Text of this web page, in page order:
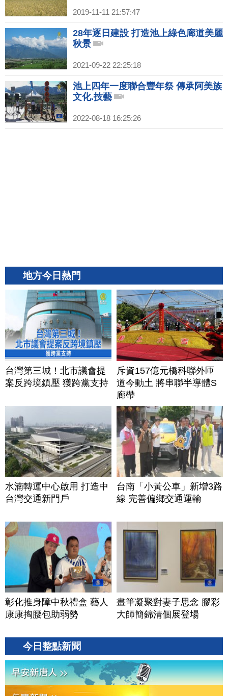
2019-11-11 21:57:47
28年逐日建設 打造池上綠色廊道美麗
秋景
2021-09-22 22:25:18
池上四年一度聯合豐年祭 傳承阿美族
文化.技藝
2022-08-18 16:25:26
地方今日熱門
台灣第三城！北市議會提
案反跨境鎮壓 獲跨黨支持
斥資157億元橋科聯外匝
道今動土 將串聯半導體S
廊帶
水湳轉運中心啟用 打造中
台灣交通新門戶
台南「小黃公車」新增3路
線 完善偏鄉交通運輸
彰化推身障中秋禮盒 藝人
康康掏腰包助弱勢
畫筆凝聚對妻子思念 膠彩
大師簡錦清個展登場
今日整點新聞